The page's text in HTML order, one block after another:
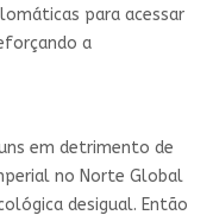
para acessar
a
em detrimento de
no Norte Global
desigual. Então